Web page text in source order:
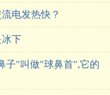
电发热快？
冰下
子"叫做"球鼻首",它的